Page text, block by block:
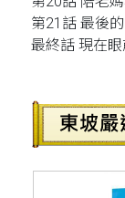
第21話 最後的
最終話 現在